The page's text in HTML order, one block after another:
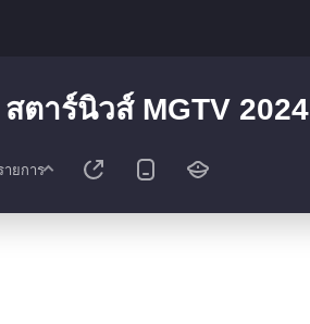
ตาร์นิวส์ MGTV 2024
ยการ